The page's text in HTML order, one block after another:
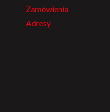
Zamówienia
Adresy